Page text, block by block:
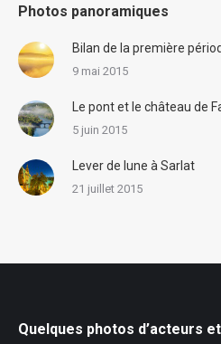
Photos panoramiques
Bilan de la première
9 mai 2015
Le pont et le château de
5 juin 2015
Lever de lune à Sarlat
21 juillet 2015
Quelques photos d’acteurs